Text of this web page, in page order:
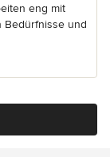
eng mit
Bedürfnisse und